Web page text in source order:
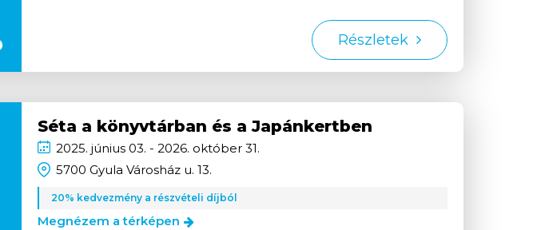
Részletek
Séta a könyvtárban és a Japánkertben
2025. június03. - 2026. október31.
5700 Gyula Városház u. 13.
20% kedvezmény a részvételi díjból
Megnézem a térképen